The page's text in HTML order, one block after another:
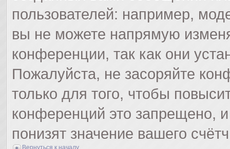
пользователей: например,
вы не можете напрямую
конференции, так как они
Пожалуйста, не засоряйте
только для того, чтобы
конференций это запрещено,
понизят значение вашего
Вернуться к началу